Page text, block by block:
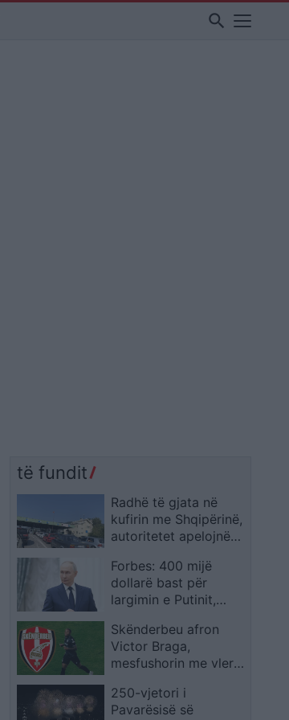
search
të fundit
Radhë të gjata në
kufirin me Shqipërinë,
autoritetet apelojnë
vonesat
Forbes: 400 mijë
dollarë bast për
largimin e Putinit,
parashikimet për
rrëzimin e tij deri në
fund të vitit
Skënderbeu afron
Victor Braga,
mesfushorin me vlerë
ish-lojtarin e Santos
250-vjetori i
Pavarësisë së